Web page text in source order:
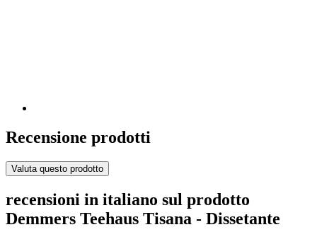
Recensione prodotti
Valuta questo prodotto
recensioni in italiano sul prodotto
Demmers Teehaus Tisana - Dissetante